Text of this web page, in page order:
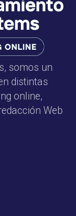
somos un
distintas
online,
Web